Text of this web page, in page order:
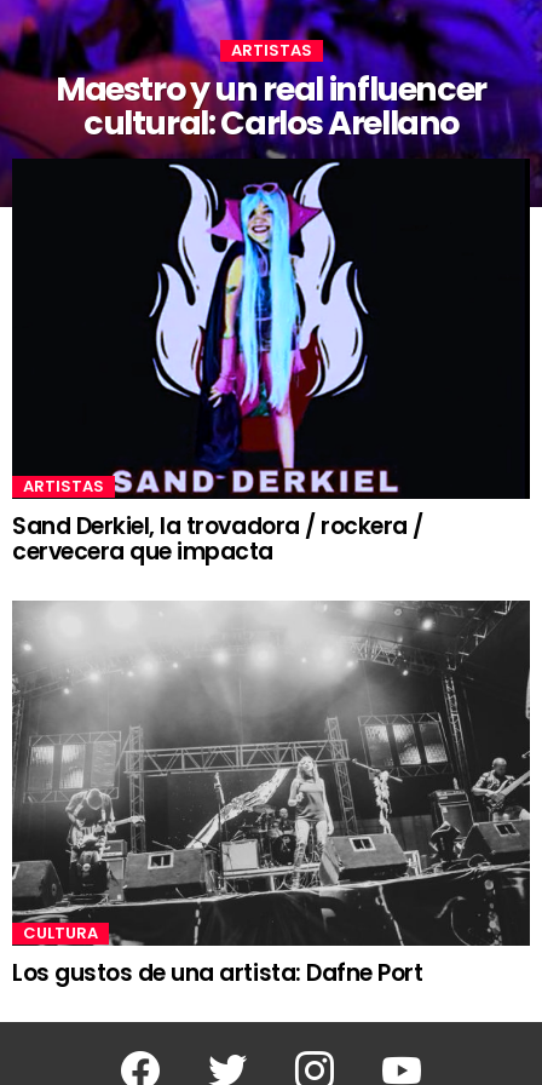
ARTISTAS
Maestro y un real influencer
cultural: Carlos Arellano
ARTISTAS
Sand Derkiel, la trovadora / rockera /
cervecera que impacta
CULTURA
Los gustos de una artista: Dafne Port
Facebook Twitter Instagram Youtube